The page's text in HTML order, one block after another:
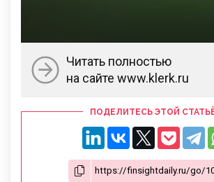
Читать полностью
на сайте www.klerk.ru
ПОДЕЛИТЕСЬ ЭТОЙ